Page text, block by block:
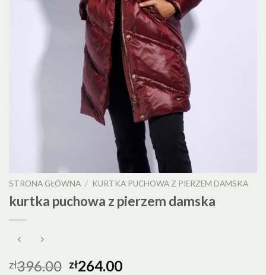
STRONA GŁÓWNA / KURTKA PUCHOWA Z PIERZEM DAMSKA
kurtka puchowa z pierzem damska
zł396.00 zł264.00